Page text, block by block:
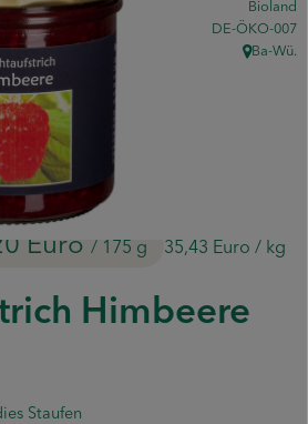
Himbeere
Staufen
Euro / 175 g 35,43 Euro / kg
Bioland
, Kontrollstelle:
DE-ÖKO-007
, Herkunft:
Ba-Wü.